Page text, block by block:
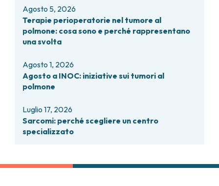
Agosto 5, 2026
Terapie perioperatorie nel tumore al
polmone: cosa sono e perché rappresentano
una svolta
Agosto 1, 2026
Agosto a INOC: iniziative sui tumori al
polmone
Luglio 17, 2026
Sarcomi: perché scegliere un centro
specializzato